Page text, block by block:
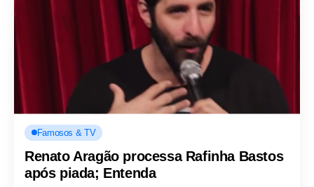
Famosos & TV
Renato Aragão processa Rafinha Bastos
após piada; Entenda